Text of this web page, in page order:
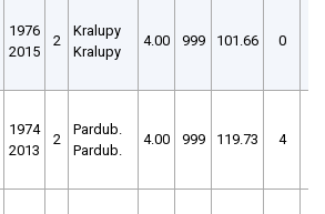
1976
2015
2
Kralupy
Kralupy
4.00 999 101.66 0
1974
2013
2
Pardub.
Pardub.
4.00 999 119.73 4